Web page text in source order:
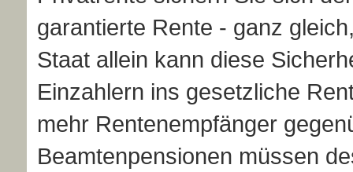
garantierte Rente - ganz
Staat allein kann diese
Einzahlern ins gesetzliche
mehr Rentenempfänger
Beamtenpensionen müssen